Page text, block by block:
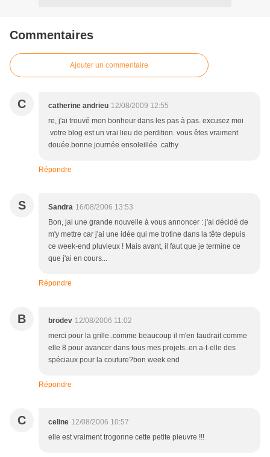
Commentaires
Ajouter un commentaire
C catherine andrieu 12/08/2009 12:55
re, j'ai trouvé mon bonheur dans les pas à pas. excusez moi
.votre blog est un vrai lieu de perdition. vous êtes vraiment
douée.bonne journée ensoleillée .cathy
Répondre
S Sandra 16/08/2006 13:53
Bon, jai une grande nouvelle à vous annoncer : j'ai décidé de
m'y mettre car j'ai une idée qui me trotine dans la tête depuis
ce week-end pluvieux ! Mais avant, il faut que je termine ce
que j'ai en cours...
Répondre
B brodev 12/08/2006 11:02
merci pour la grille..comme beaucoup il m'en faudrait comme
elle 8 pour avancer dans tous mes projets..en a-t-elle des
spéciaux pour la couture?bon week end
Répondre
C celine 12/08/2006 10:57
elle est vraiment trogonne cette petite pieuvre !!!